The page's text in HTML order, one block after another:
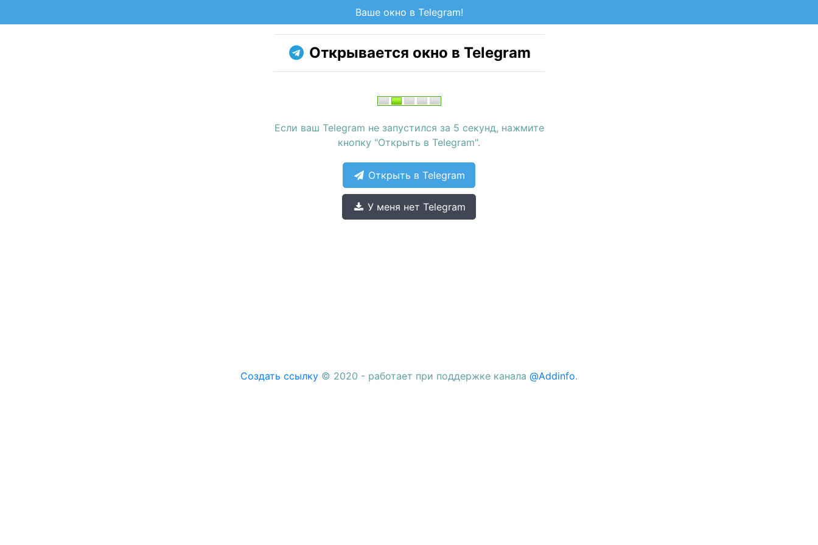
Ваше окно в Telegram!
Открывается окно в Telegram
Если ваш Telegram не запустился за 5 секунд, нажмите
кнопку "Открыть в Telegram".
Открыть в Telegram
У меня нет Telegram
Создать ссылку © 2020 - работает при поддержке канала @Addinfo.